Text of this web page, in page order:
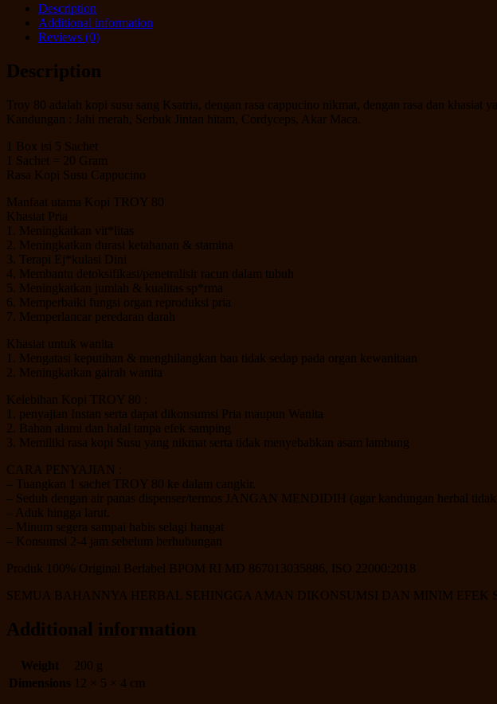
Description
Additional information
Reviews (0)
Description
Troy 80 adalah kopi susu sang Ksatria, dengan rasa cappucino nikmat, dengan rasa dan khasiat
Kandungan : Jahi merah, Serbuk Jintan hitam, Cordyceps, Akar Maca.
1 Box isi 5 Sachet
1 Sachet = 20 Gram
Rasa Kopi Susu Cappucino
Manfaat utama Kopi TROY 80
Khasiat Pria
1. Meningkatkan vit*litas
2. Meningkatkan durasi ketahanan & stamina
3. Terapi Ej*kulasi Dini
4. Membantu detoksifikasi/penetralisir racun dalam tubuh
5. Meningkatkan jumlah & kualitas sp*rma
6. Memperbaiki fungsi organ reproduksi pria
7. Memperlancar peredaran darah
Khasiat untuk wanita
1. Mengatasi keputihan & menghilangkan bau tidak sedap pada organ kewanitaan
2. Meningkatkan gairah wanita
Kelebihan Kopi TROY 80 :
1. penyajian Instan serta dapat dikonsumsi Pria maupun Wanita
2. Bahan alami dan halal tanpa efek samping
3. Memiliki rasa kopi Susu yang nikmat serta tidak menyebabkan asam lambung
CARA PENYAJIAN :
– Tuangkan 1 sachet TROY 80 ke dalam cangkir.
– Seduh dengan air panas dispenser/termos JANGAN MENDIDIH (agar kandungan herbal
– Aduk hingga larut.
– Minum segera sampai habis selagi hangat
– Konsumsi 2-4 jam sebelum berhubungan
Produk 100% Original Berlabel BPOM RI MD 867013035886, ISO 22000:2018
SEMUA BAHANNYA HERBAL SEHINGGA AMAN DIKONSUMSI DAN MINIM EFEK
Additional information
Weight
200 g
Dimensions 12 × 5 × 4 cm